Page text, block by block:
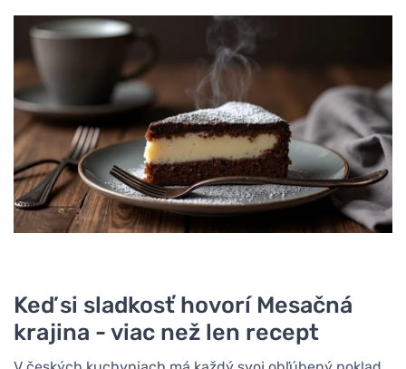
Keď si sladkosť hovorí Mesačná
krajina - viac než len recept